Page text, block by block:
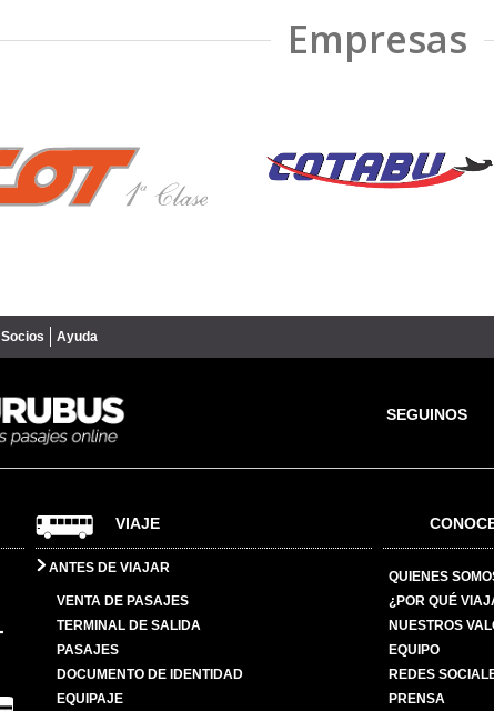
Empresas
Socios Ayuda
SEGUINOS
VIAJE
ANTES DE VIAJAR
VENTA DE PASAJES
TERMINAL DE SALIDA
PASAJES
DOCUMENTO DE IDENTIDAD
EQUIPAJE
QUIENES
¿POR QUÉ
NUESTROS
EQUIPO
REDES
PRENSA